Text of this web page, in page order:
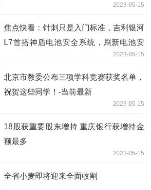
2023-05-15
焦点快看：针刺只是入门标准，吉利银河
L7首搭神盾电池安全系统，刷新电池安
2023-05-15
北京市教委公布三项学科竞赛获奖名单，
祝贺这些同学！-当前最新
2023-05-15
18股获重要股东增持 重庆银行获增持金
额最多
2023-05-15
全省小麦即将迎来全面收割